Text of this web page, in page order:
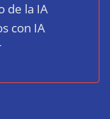
de la IA
con IA